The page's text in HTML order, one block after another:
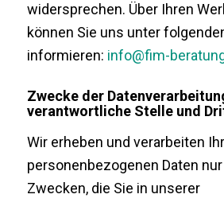
widersprechen. Über Ihren
können Sie uns unter
informieren: info@fim-
Zwecke der
verantwortliche Stelle und
Wir erheben und verarbeiten
personenbezogenen Daten
Zwecken, die Sie in unserer